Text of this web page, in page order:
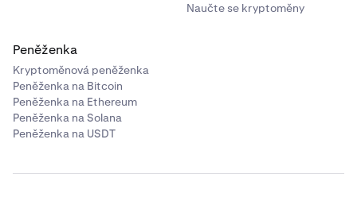
Naučte se kryptoměny
Peněženka
Kryptoměnová peněženka
Peněženka na Bitcoin
Peněženka na Ethereum
Peněženka na Solana
Peněženka na USDT